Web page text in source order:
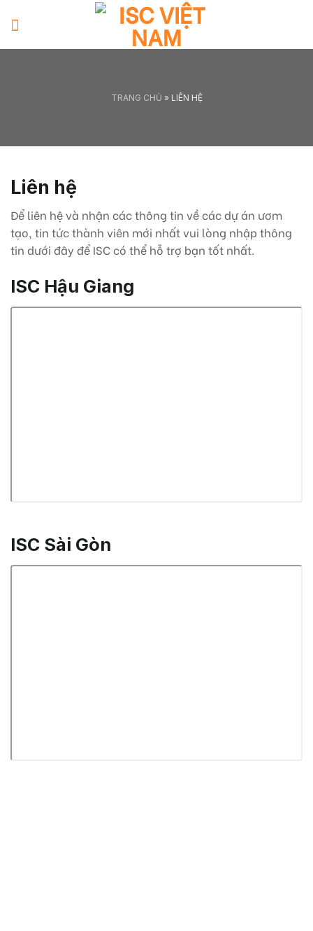
TRANG CHỦ » LIÊN HỆ
Liên hệ
Để liên hệ và nhận các thông tin về các dự án ươm
tạo, tin tức thành viên mới nhất vui lòng nhập thông
tin dưới đây để ISC có thể hỗ trợ bạn tốt nhất.
ISC Hậu Giang
ISC Sài Gòn